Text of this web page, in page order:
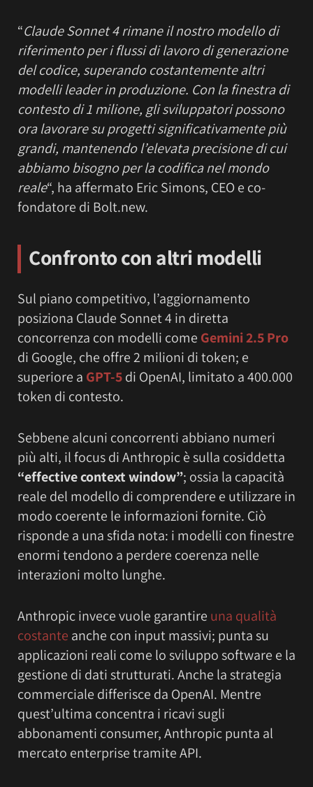
“Claude Sonnet 4 rimane il nostro modello di
riferimento per i flussi di lavoro di generazione
del codice, superando costantemente altri
modelli leader in produzione. Con la finestra di
contesto di 1 milione, gli sviluppatori possono
ora lavorare su progetti significativamente più
grandi, mantenendo l’elevata precisione di cui
abbiamo bisogno per la codifica nel mondo
reale“, ha affermato Eric Simons, CEO e co-
fondatore di Bolt.new.
Confronto con altri modelli
Sul piano competitivo, l’aggiornamento
posiziona Claude Sonnet 4 in diretta
concorrenza con modelli come Gemini 2.5 Pro
di Google, che offre 2 milioni di token; e
superiore a GPT-5di OpenAI, limitato a 400.000
token di contesto.
Sebbene alcuni concorrenti abbiano numeri
più alti, il focus di Anthropic è sulla cosiddetta
“effective context window”; ossia la capacità
reale del modello di comprendere e utilizzare in
modo coerente le informazioni fornite. Ciò
risponde a una sfida nota: i modelli con finestre
enormi tendono a perdere coerenza nelle
interazioni molto lunghe.
Anthropic invece vuole garantire una qualità
costante anche con input massivi; punta su
applicazioni reali come lo sviluppo software e la
gestione di dati strutturati. Anche la strategia
commerciale differisce da OpenAI. Mentre
quest’ultima concentra i ricavi sugli
abbonamenti consumer, Anthropic punta al
mercato enterprise tramite API.